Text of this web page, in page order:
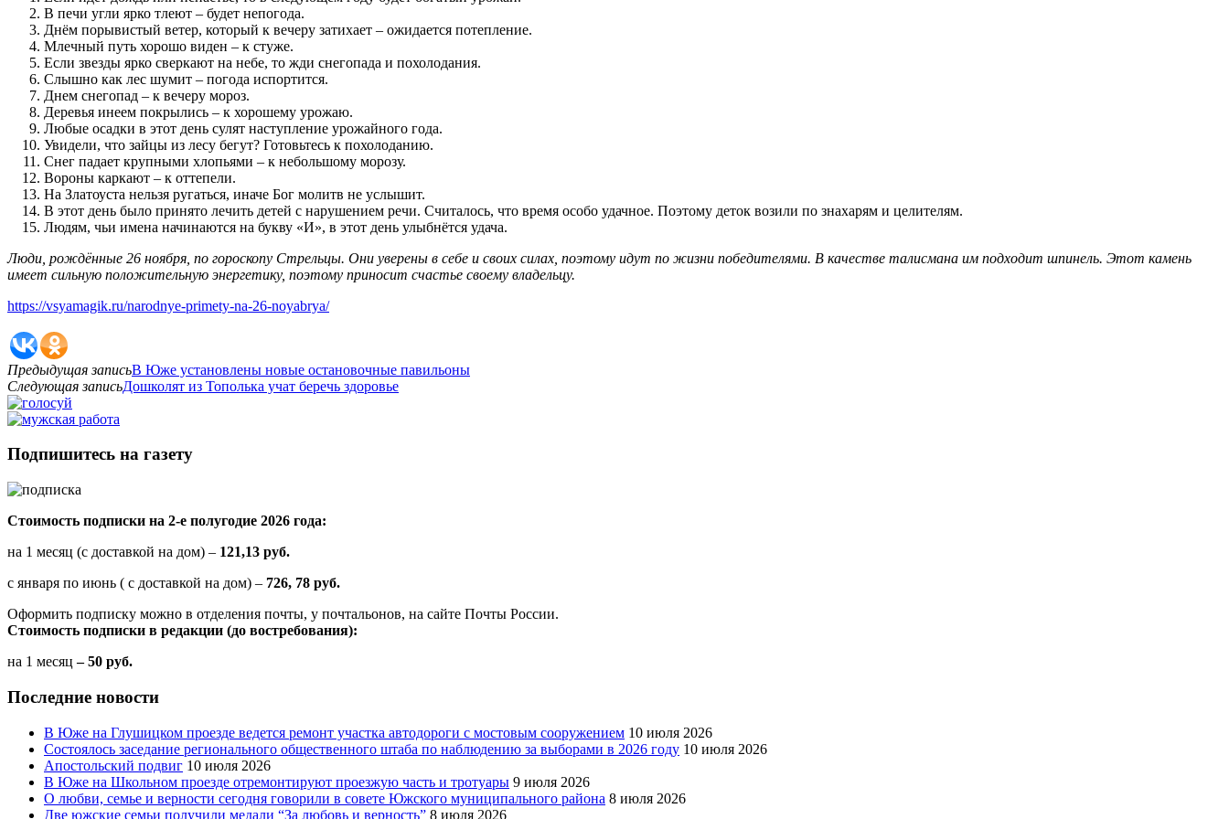
В печи угли ярко тлеют – будет непогода.
Днём порывистый ветер, который к вечеру затихает – ожидается потепление.
Млечный путь хорошо виден – к стуже.
Если звезды ярко сверкают на небе, то жди снегопада и похолодания.
Слышно как лес шумит – погода испортится.
Днем снегопад – к вечеру мороз.
Деревья инеем покрылись – к хорошему урожаю.
Любые осадки в этот день сулят наступление урожайного года.
Увидели, что зайцы из лесу бегут? Готовьтесь к похолоданию.
Снег падает крупными хлопьями – к небольшому морозу.
Вороны каркают – к оттепели.
На Златоуста нельзя ругаться, иначе Бог молитв не услышит.
В этот день было принято лечить детей с нарушением речи. Считалось, что время особо удачное. Поэтому деток возили по знахарям и целителям.
Людям, чьи имена начинаются на букву «И», в этот день улыбнётся удача.
Люди, рождённые 26 ноября, по гороскопу Стрельцы. Они уверены в себе и своих силах, поэтому идут по жизни победителями. В качестве талисмана им подходит шпинель. Этот камень
имеет сильную положительную энергетику, поэтому приносит счастье своему владельцу.
https://vsyamagik.ru/narodnye-primety-na-26-noyabrya/
Предыдущая записьВ Юже установлены новые остановочные павильоны
Следующая записьДошколят из Тополька учат беречь здоровье
Подпишитесь на газету
Стоимость подписки на 2-е полугодие 2026 года:
на 1 месяц (с доставкой на дом) – 121,13 руб.
с января по июнь ( с доставкой на дом) – 726, 78 руб.
Оформить подписку можно в отделения почты, у почтальонов, на сайте Почты России.
Стоимость подписки в редакции (до востребования):
на 1 месяц – 50 руб.
Последние новости
В Юже на Глушицком проезде ведется ремонт участка автодороги с мостовым сооружением 10 июля 2026
Состоялось заседание регионального общественного штаба по наблюдению за выборами в 2026 году 10 июля 2026
Апостольский подвиг 10 июля 2026
В Юже на Школьном проезде отремонтируют проезжую часть и тротуары 9 июля 2026
О любви, семье и верности сегодня говорили в совете Южского муниципального района 8 июля 2026
Две южские семьи получили медали “За любовь и верность” 8 июля 2026